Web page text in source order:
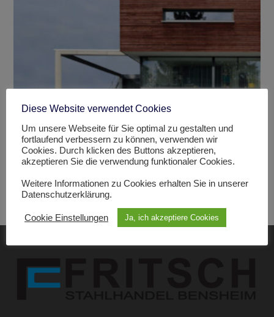
Diese Website verwendet Cookies
Um unsere Webseite für Sie optimal zu gestalten und
fortlaufend verbessern zu können, verwenden wir
Cookies. Durch klicken des Buttons akzeptieren,
akzeptieren Sie die verwendung funktionaler Cookies.
Weitere Informationen zu Cookies erhalten Sie in unserer
Datenschutzerklärung.
Cookie Einstellungen Ja, ich akzeptiere Cookies